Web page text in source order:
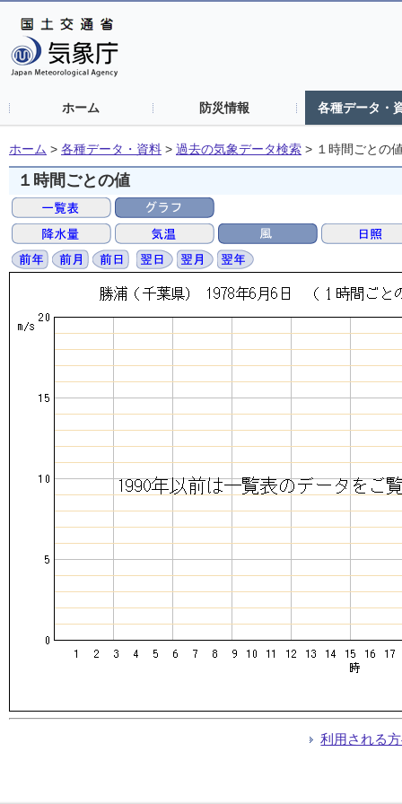
ホーム 防災情報 各種データ・
ホーム > 各種データ・資料 > 過去の気象データ検索 > １時間ごとの
１時間ごとの値
利用される